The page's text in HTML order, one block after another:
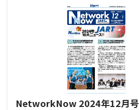
NetworkNow 2024年12月号